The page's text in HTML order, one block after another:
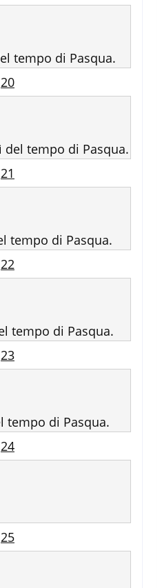
tempo di Pasqua.
20
tempo di Pasqua.
21
tempo di Pasqua.
22
tempo di Pasqua.
23
tempo di Pasqua.
24
25